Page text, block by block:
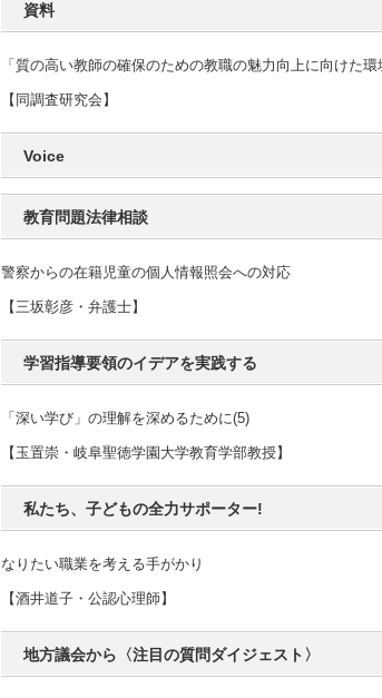
資料
「質の高い教師の確保のための教職の魅力向上に向けた
【同調査研究会】
Voice
教育問題法律相談
警察からの在籍児童の個人情報照会への対応
【三坂彰彦・弁護士】
学習指導要領のイデアを実践する
「深い学び」の理解を深めるために(5)
【玉置崇・岐阜聖徳学園大学教育学部教授】
私たち、子どもの全力サポーター!
なりたい職業を考える手がかり
【酒井道子・公認心理師】
地方議会から〈注目の質問ダイジェスト〉